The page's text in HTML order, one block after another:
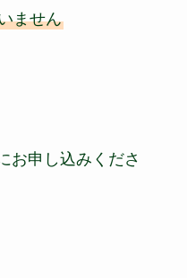
ません
お申し込みくださ